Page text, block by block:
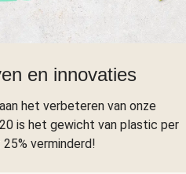
en innovaties
het verbeteren van onze
is het gewicht van plastic per
verminderd!